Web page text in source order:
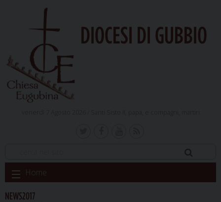
DIOCESI DI GUBBIO
Skip
to
content
Home
NEWS2017